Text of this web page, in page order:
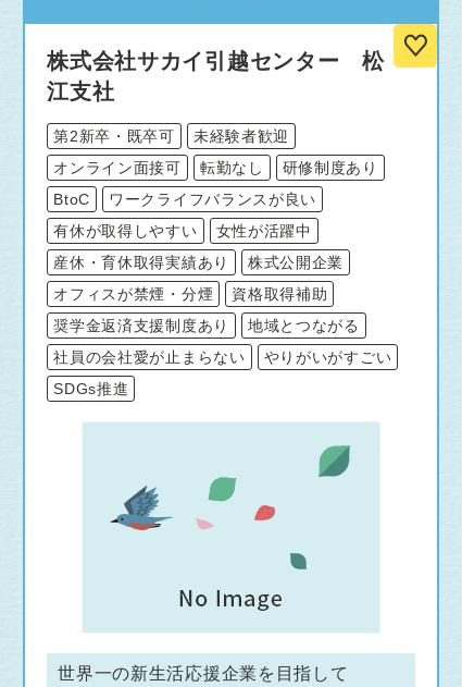
株式会社サカイ引越センター 松
江支社
第2新卒・既卒可
未経験者歓迎
オンライン面接可
転勤なし
研修制度あり
BtoC
ワークライフバランスが良い
有休が取得しやすい
女性が活躍中
産休・育休取得実績あり
株式公開企業
オフィスが禁煙・分煙
資格取得補助
奨学金返済支援制度あり
地域とつながる
社員の会社愛が止まらない
やりがいがすごい
SDGs推進
世界一の新生活応援企業を目指して